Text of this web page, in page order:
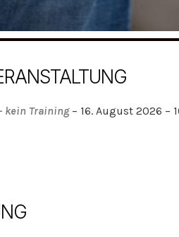
kein Training– 16. August 2026 –